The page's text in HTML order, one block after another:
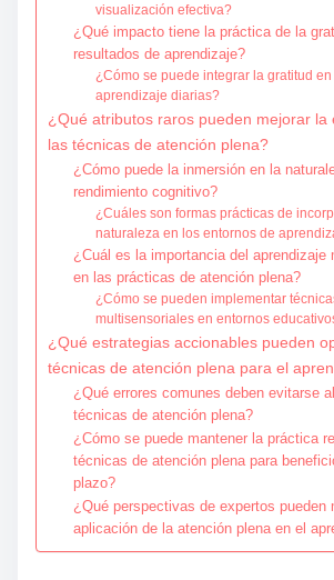
visualización efectiva?
¿Qué impacto tiene la práctica de la
resultados de aprendizaje?
¿Cómo se puede integrar la gratitud
aprendizaje diarias?
¿Qué atributos raros pueden mejorar la
las técnicas de atención plena?
¿Cómo puede la inmersión en la
rendimiento cognitivo?
¿Cuáles son formas prácticas de
naturaleza en los entornos de
¿Cuál es la importancia del aprendizaje
en las prácticas de atención plena?
¿Cómo se pueden implementar
multisensoriales en entornos
¿Qué estrategias accionables pueden
técnicas de atención plena para el
¿Qué errores comunes deben evitarse
técnicas de atención plena?
¿Cómo se puede mantener la práctica
técnicas de atención plena para
plazo?
¿Qué perspectivas de expertos pueden
aplicación de la atención plena en el